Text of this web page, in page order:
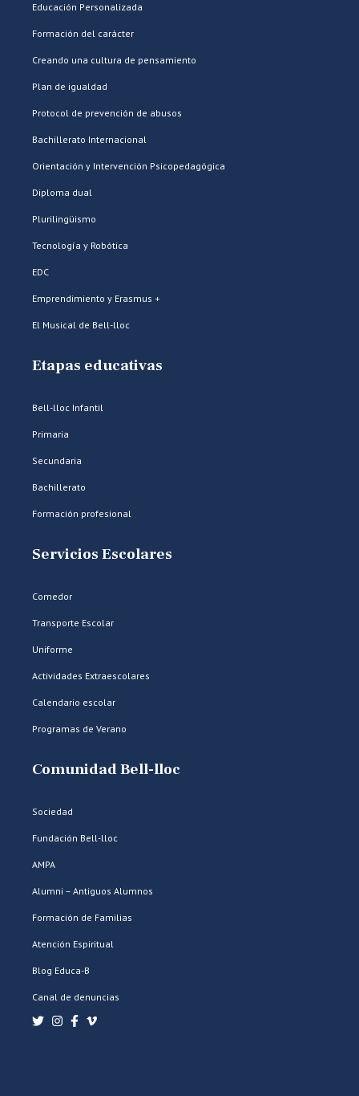
Educación Personalizada
Formación del carácter
Creando una cultura de pensamiento
Plan de igualdad
Protocol de prevención de abusos
Bachillerato Internacional
Orientación y Intervención Psicopedagógica
Diploma dual
Plurilingüismo
Tecnología y Robótica
EDC
Emprendimiento y Erasmus +
El Musical de Bell-lloc
Etapas educativas
Bell-lloc Infantil
Primaria
Secundaria
Bachillerato
Formación profesional
Servicios Escolares
Comedor
Transporte Escolar
Uniforme
Actividades Extraescolares
Calendario escolar
Programas de Verano
Comunidad Bell-lloc
Sociedad
Fundación Bell-lloc
AMPA
Alumni – Antiguos Alumnos
Formación de Familias
Atención Espiritual
Blog Educa-B
Canal de denuncias